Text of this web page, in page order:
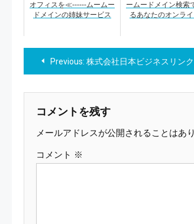
オフィスを≪------ムームー
ドメインの姉妹サービス
ームードメイン検索
るあなたのオンラ
稿
ナ
ビ
ゲ
Previous: 株式会社日本ビジネスリンクス： 最短2時間で資金化が可能となった
コメントを残す
メールアドレスが公開されることはあ
コメント ※